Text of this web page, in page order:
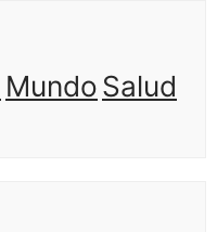
MundoSalud